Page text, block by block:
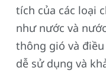
tích của các loại
như nước và
thông gió và
dễ sử dụng và